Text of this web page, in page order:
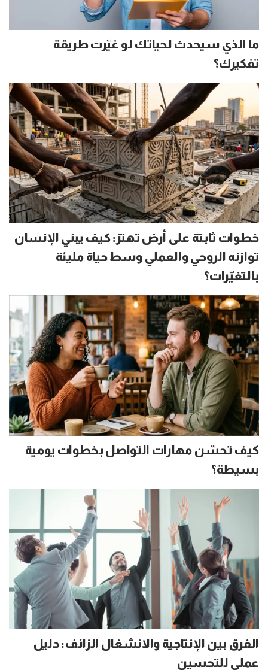
ما الذي سيحدث لحياتك لو غيّرت طريقة
تفكيرك؟
خطوات ثابتة على أرض تهتز: كيف يبني الإنسان
توازنه الروحي والعملي وسط حياة مليئة
بالتغيّرات؟
كيف تحسّن مهارات التواصل بخطوات يومية
بسيطة؟
الفرق بين الإنتاجية والانشغال الزائف: دليل
عملي للتحسين